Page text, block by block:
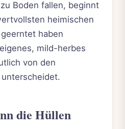
Boden fallen, beginnt
heimischen
haben
mild-herbes
von den
die Hüllen